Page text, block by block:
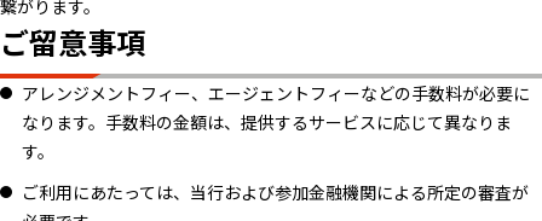
繋がります。
ご留意事項
アレンジメントフィー、エージェントフィーなどの手数料が必要に
なります。手数料の金額は、提供するサービスに応じて異なりま
す。
ご利用にあたっては、当行および参加金融機関による所定の審査が